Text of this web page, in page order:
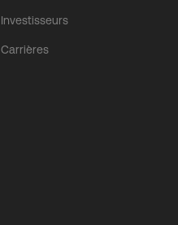
Investisseurs
Carrières